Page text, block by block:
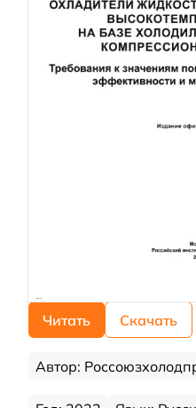
Читать Скачать
Автор: